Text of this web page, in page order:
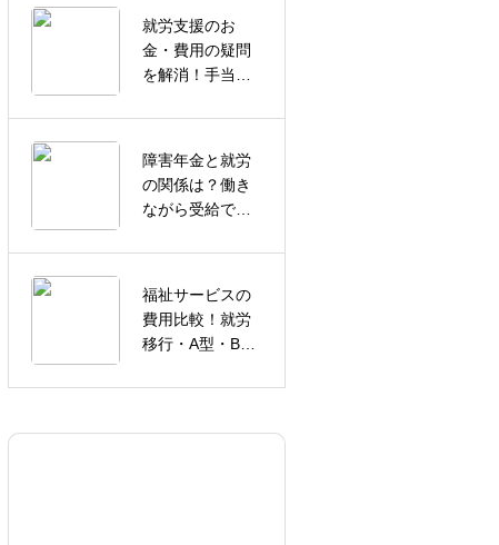
就労支援のお
金・費用の疑問
を解消！手当や
解説
障害年金と就労
の関係は？働き
ながら受給でき
福祉サービスの
費用比較！就労
移行・A型・B型
説
広島市東区で工
賃が高い就労継
続支援B型を探し
Lookエキキタで
選べる多彩な作
業内容
浴衣姿のわんち
ゃん
夏のはじまり